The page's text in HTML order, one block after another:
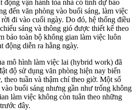
động vận hành tòa nhà có tính dự báo
đến văn phòng vào buổi sáng, làm việc
đi vào cuối ngày. Do đó, hệ thống điều
sáng và thông gió được thiết kế theo
bảo toàn bộ không gian làm việc luôn
động diễn ra hằng ngày.
mô hình làm việc lai (hybrid work) đã
độ sử dụng văn phòng hiện nay biến
theo tuần và thậm chí theo giờ. Một số
buổi sáng nhưng gần như trống không
làm việc không còn tuân theo những
đây.